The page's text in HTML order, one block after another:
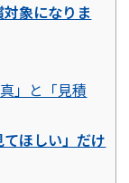
象になりま
」と「見積
ほしい」だけ